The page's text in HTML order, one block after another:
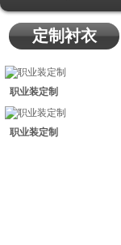
定制衬衣
职业装定制
职业装定制